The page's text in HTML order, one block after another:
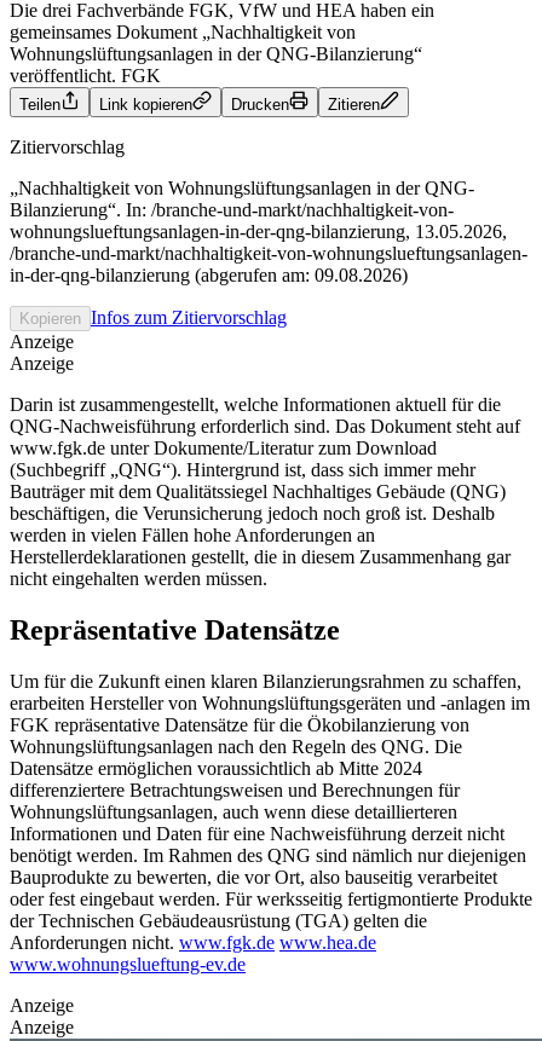
Die drei Fachverbände FGK, VfW und HEA haben ein
gemeinsames Dokument „Nachhaltigkeit von
Wohnungslüftungsanlagen in der QNG-Bilanzierung“
veröffentlicht. FGK
Teilen Link kopieren Drucken Zitieren
Zitiervorschlag
„Nachhaltigkeit von Wohnungslüftungsanlagen in der QNG-
Bilanzierung“. In: /branche-und-markt/nachhaltigkeit-von-
wohnungslueftungsanlagen-in-der-qng-bilanzierung, 13.05.2026,
/branche-und-markt/nachhaltigkeit-von-wohnungslueftungsanlagen-
in-der-qng-bilanzierung (abgerufen am: 09.08.2026)
Kopieren Infos zum Zitiervorschlag
Anzeige
Anzeige
Darin ist zusammengestellt, welche Informationen aktuell für die
QNG-Nachweisführung erforderlich sind. Das Dokument steht auf
www.fgk.de unter Dokumente/Literatur zum Download
(Suchbegriff „QNG“). Hintergrund ist, dass sich immer mehr
Bauträger mit dem Qualitätssiegel Nachhaltiges Gebäude (QNG)
beschäftigen, die Verunsicherung jedoch noch groß ist. Deshalb
werden in vielen Fällen hohe Anforderungen an
Herstellerdeklarationen gestellt, die in diesem Zusammenhang gar
nicht eingehalten werden müssen.
Repräsentative Datensätze
Um für die Zukunft einen klaren Bilanzierungsrahmen zu schaffen,
erarbeiten Hersteller von Wohnungslüftungsgeräten und -anlagen im
FGK repräsentative Datensätze für die Ökobilanzierung von
Wohnungslüftungsanlagen nach den Regeln des QNG. Die
Datensätze ermöglichen voraussichtlich ab Mitte 2024
differenziertere Betrachtungsweisen und Berechnungen für
Wohnungslüftungsanlagen, auch wenn diese detaillierteren
Informationen und Daten für eine Nachweisführung derzeit nicht
benötigt werden. Im Rahmen des QNG sind nämlich nur diejenigen
Bauprodukte zu bewerten, die vor Ort, also bauseitig verarbeitet
oder fest eingebaut werden. Für werksseitig fertigmontierte Produkte
der Technischen Gebäudeausrüstung (TGA) gelten die
Anforderungen nicht. www.fgk.de www.hea.de
www.wohnungslueftung-ev.de
Anzeige
Anzeige